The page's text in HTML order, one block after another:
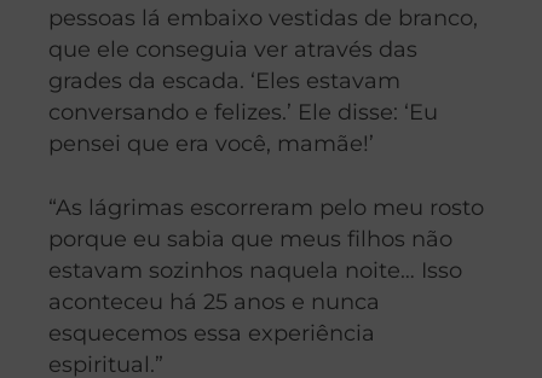
pessoas lá embaixo vestidas de branco,
que ele conseguia ver através das
grades da escada. ‘Eles estavam
conversando e felizes.’ Ele disse: ‘Eu
pensei que era você, mamãe!’
“As lágrimas escorreram pelo meu rosto
porque eu sabia que meus filhos não
estavam sozinhos naquela noite… Isso
aconteceu há 25 anos e nunca
esquecemos essa experiência
espiritual.”